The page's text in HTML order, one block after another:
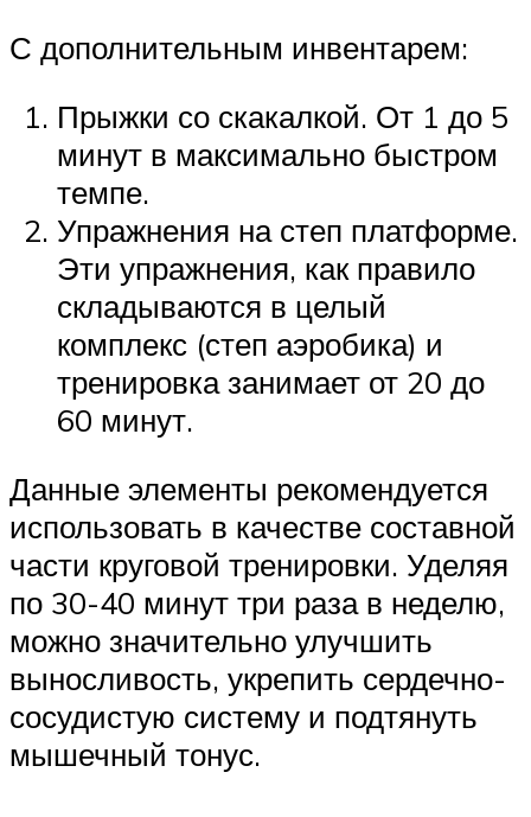
С дополнительным инвентарем:
Прыжки со скакалкой. От 1 до 5
минут в максимально быстром
темпе.
Упражнения на степ платформе.
Эти упражнения, как правило
складываются в целый
комплекс (степ аэробика) и
тренировка занимает от 20 до
60 минут.
Данные элементы рекомендуется
использовать в качестве составной
части круговой тренировки. Уделяя
по 30-40 минут три раза в неделю,
можно значительно улучшить
выносливость, укрепить сердечно-
сосудистую систему и подтянуть
мышечный тонус.